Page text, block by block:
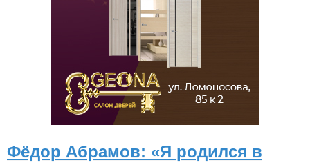
Фёдор Абрамов: «Я родился в